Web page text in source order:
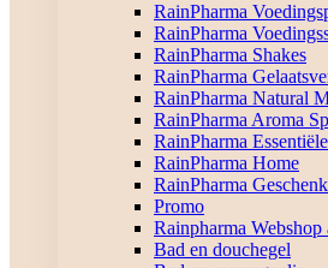
RainPharma
RainPharma
RainPharma Shakes
RainPharma
RainPharma Natural
RainPharma Aroma
RainPharma
RainPharma Home
RainPharma
Promo
Rainpharma
Bad en douchegel